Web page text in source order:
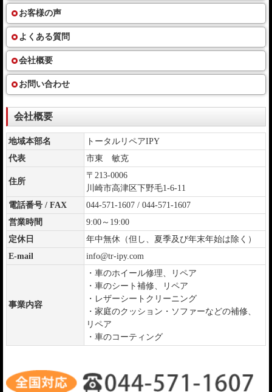
お客様の声
よくある質問
会社概要
お問い合わせ
会社概要
地域本部名
トータルリペアIPY
代表
市東 敏克
住所
〒213-0006
川崎市高津区下野毛1-6-11
電話番号 / FAX
044-571-1607 / 044-571-1607
営業時間
9:00～19:00
定休日
年中無休（但し、夏季及び年末年始は除く）
E-mail
info@tr-ipy.com
事業内容
・車のホイール修理、リペア
・車のシート補修、リペア
・レザーシートクリーニング
・家庭のクッション・ソファーなどの補修、
リペア
・車のコーティング